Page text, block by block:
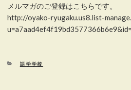
メルマガのご登録はこちらです。
http://oyako-ryugaku.us8.list-
カ
語学学校